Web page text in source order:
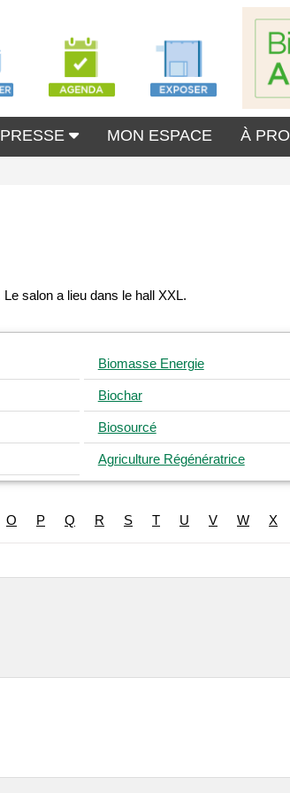
PRESSE MON ESPACE À
Biomasse Energie
Biochar
Biosourcé
Agriculture Régénératrice
O P Q R S T U V W X